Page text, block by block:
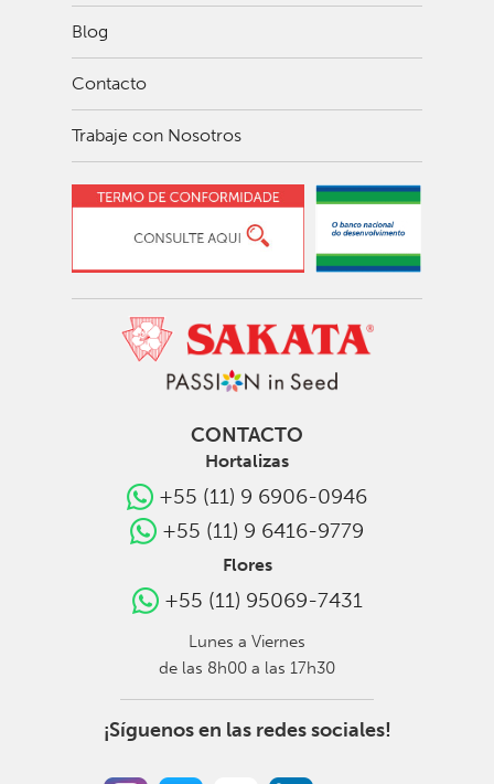
Blog
Contacto
Trabaje con Nosotros
CONTACTO
Hortalizas
+55 (11) 9 6906-0946
+55 (11) 9 6416-9779
Flores
+55 (11) 95069-7431
Lunes a Viernes
de las 8h00 a las 17h30
¡Síguenos en las redes sociales!